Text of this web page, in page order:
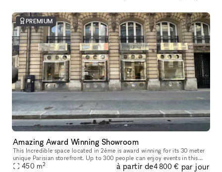
PREMIUM
Amazing Award Winning Showroom
This Incredible space located in 2éme is award winning for its 30 meter
unique Parisian storefront. Up to 300 people can enjoy events in this
centrally located space with a bright, unique and modern
450 m2 à partir de4 800 € par jour